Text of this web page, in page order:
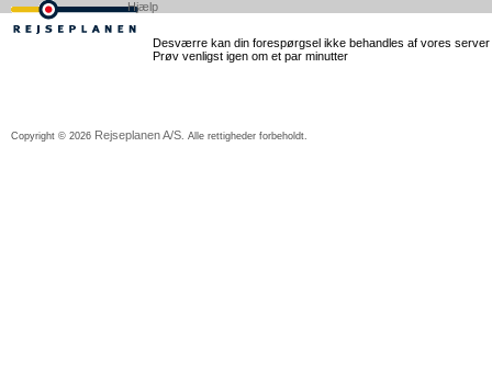
Hjælp
Desværre kan din forespørgsel ikke behandles af vores
Prøv venligst igen om et par minutter
Copyright © 2026 Rejseplanen A/S. Alle rettigheder forbeholdt.